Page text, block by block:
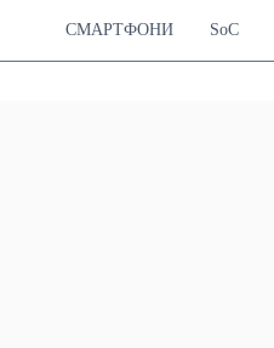
СМАРТФОНИ SoC